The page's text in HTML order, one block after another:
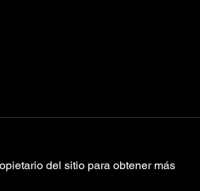
del sitio para obtener más